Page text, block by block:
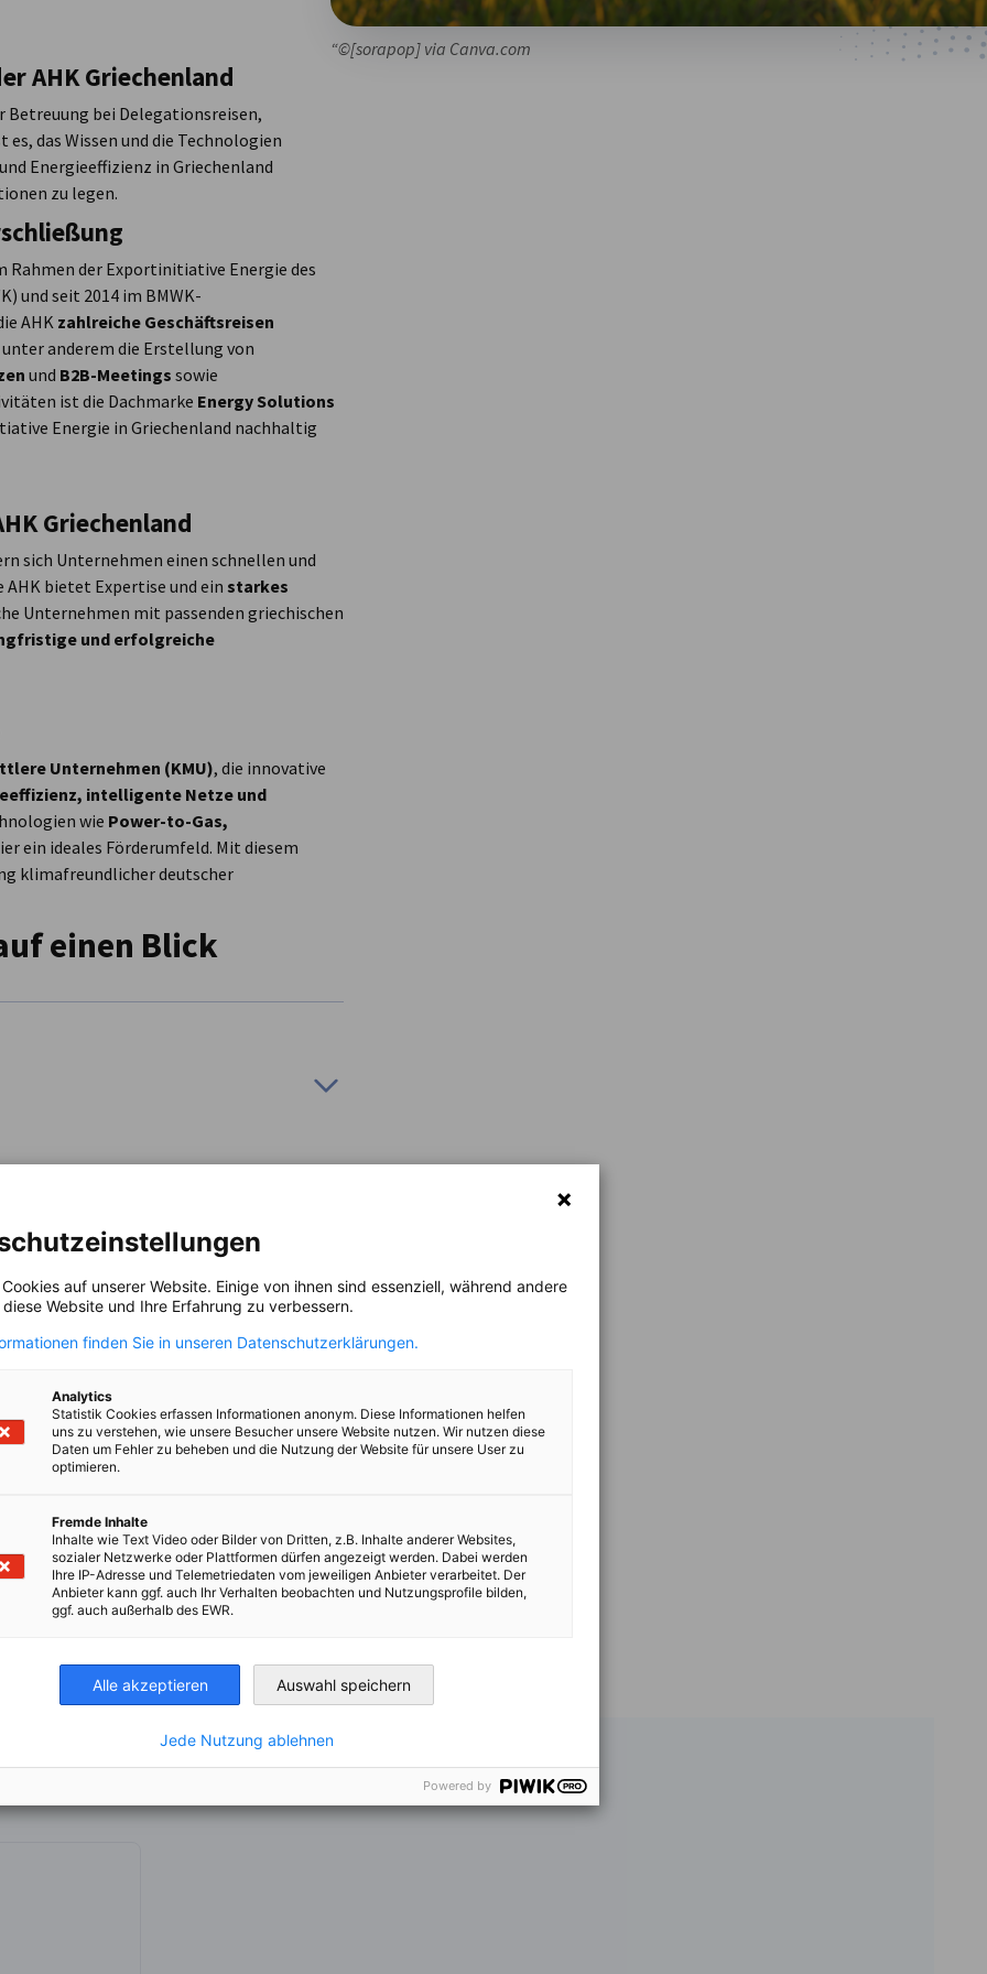
“©[sorapop] via Canva.com
AHK Griechenland
Betreuung bei Delegationsreisen,
das Wissen und die Technologien
Energieeffizienz in Griechenland
zu legen.
Rahmen der Exportinitiative Energie des
und seit 2014 im BMWK-
AHK zahlreiche Geschäftsreisen
anderem die Erstellung von
und B2B-Meetings sowie
ist die Dachmarke Energy Solutions
Energie in Griechenland nachhaltig
Griechenland
sich Unternehmen einen schnellen und
bietet Expertise und ein starkes
Unternehmen mit passenden griechischen
und erfolgreiche
Unternehmen (KMU), die innovative
intelligente Netze und
wie Power-to-Gas,
ein ideales Förderumfeld. Mit diesem
klimafreundlicher deutscher
einen Blick
und Energie-Geschäftsreisen.
tragen die Unternehmen
auf unserer Website. Einige von ihnen sind essenziell, während andere
Website und Ihre Erfahrung zu verbessern.
finden Sie in unseren Datenschutzerklärungen.
Analytics
Statistik Cookies erfassen Informationen anonym. Diese Informationen helfen
uns zu verstehen, wie unsere Besucher unsere Website nutzen. Wir nutzen diese
Daten um Fehler zu beheben und die Nutzung der Website für unsere User zu
optimieren.
Fremde Inhalte
Inhalte wie Text Video oder Bilder von Dritten, z.B. Inhalte anderer Websites,
sozialer Netzwerke oder Plattformen dürfen angezeigt werden. Dabei werden
Ihre IP-Adresse und Telemetriedaten vom jeweiligen Anbieter verarbeitet. Der
Anbieter kann ggf. auch Ihr Verhalten beobachten und Nutzungsprofile bilden,
ggf. auch außerhalb des EWR.
Alle akzeptieren Auswahl speichern
Jede Nutzung ablehnen
Powered by